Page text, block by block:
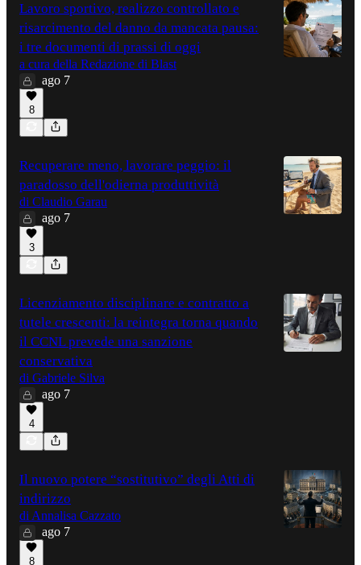
Lavoro sportivo, realizzo controllato e
risarcimento del danno da mancata pausa:
i tre documenti di prassi di oggi
a cura della Redazione di Blast
ago 7
8
Recuperare meno, lavorare peggio: il
paradosso dell'odierna produttività
di Claudio Garau
ago 7
3
Licenziamento disciplinare e contratto a
tutele crescenti: la reintegra torna quando
il CCNL prevede una sanzione
conservativa
di Gabriele Silva
ago 7
4
Il nuovo potere “sostitutivo” degli Atti di
indirizzo
di Annalisa Cazzato
ago 7
8